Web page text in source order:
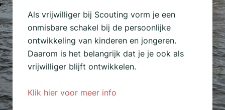
Als vrijwilliger bij Scouting vorm je een
onmisbare schakel bij de persoonlijke
ontwikkeling van kinderen en jongeren.
Daarom is het belangrijk dat je je ook als
vrijwilliger blijft ontwikkelen.
Klik hier voor meer info